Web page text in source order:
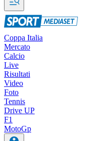
Coppa Italia
Mercato
Calcio
Live
Risultati
Video
Foto
Tennis
Drive UP
F1
MotoGp